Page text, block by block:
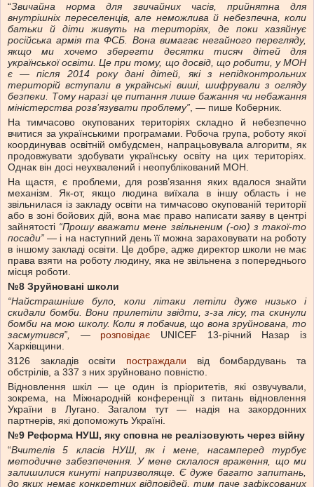
“Звичайна норма для звичайних часів, прийнятна для
внутрішніх переселенців, але неможлива й небезпечна, коли
батьки й діти живуть на територіях, де поки хазяйнує
російська армія та ФСБ. Вона вимагає негайного перегляду,
якщо ми хочемо зберегти десятки тисяч дітей для
української освіти. Це притому, щодосвід, що робити, у МОН
є — після 2014 рокуданідітей, які з непідконтрольних
територій вступали в українські виші, шифрували з огляду
безпеки. Тому наразі цепитання лише бажання чи небажання
міністерства розв’язувати проблему”, — пише Коберник.
На тимчасово окупованих територіях складно й небезпечно
вчитися за українськими програмами. Робоча група, роботу якої
координував освітній омбудсмен, напрацьовувала алгоритм, як
продовжувати здобувати українську освіту на цих територіях.
Однак він досі неухвалений і неопублікований МОН.
На щастя, є проблеми, для розв’язання яких вдалося знайти
механізм. Як-от, якщо людина виїхала в іншу область і не
звільнилася із закладу освіти на тимчасово окупованій території
або в зоні бойових дій, вона має право написати заяву в центрі
зайнятості “Прошу вважати мене звільненим (-ою) з такої-то
посади” — і на наступний день її можна зараховувати на роботу
в іншому закладі освіти. Це добре, адже директор школи не має
права взяти на роботу людину, яка не звільнена з попереднього
місця роботи.
№8 Зруйновані школи
“Найстрашніше було, коли літаки летіли дуже низько і
скидали бомби. Вони прилетіли звідти, з-за лісу, та скинули
бомби на мою школу. Коли я побачив, що вона зруйнована, то
засмутився”, — розповідає UNICEF 13-річний Назар із
Харківщини.
3126 закладів освіти постраждали від бомбардувань та
обстрілів, а 337 з них зруйновано повністю.
Відновлення шкіл — це один із пріоритетів, які озвучували,
зокрема, на Міжнародній конференції з питань відновлення
України в Лугано. Загалом тут — надія на закордонних
партнерів, які допоможуть Україні.
№9 Реформа НУШ, яку сповна не реалізовують через війну
“Вчителів 5 класів НУШ, як і мене, насамперед турбує
методичне забезпечення. У мене склалося враження, що ми
залишилися кинуті напризволяще. Є дуже багато запитань,
до яких немає конкретних відповідей, тим паче зафіксованих